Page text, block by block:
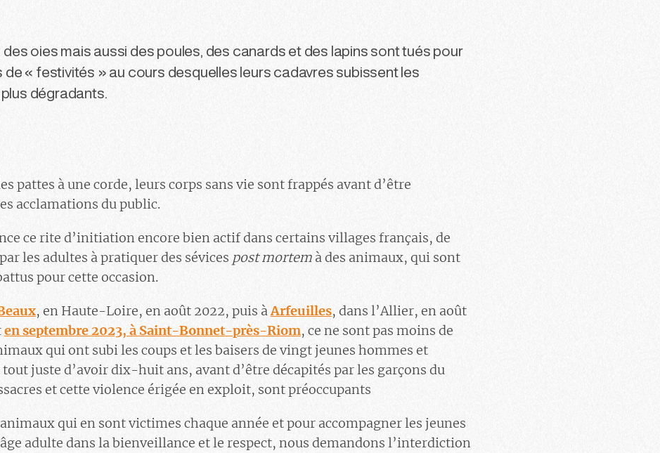
des oies mais aussi des poules, des canards et des lapins sont tués pour
de « festivités » au cours desquelles leurs cadavres subissent les
dégradants.
pattes à une corde, leurs corps sans vie sont frappés avant d’être
acclamations du public.
ce rite d’initiation encore bien actif dans certains villages français, de
les adultes à pratiquer des sévices post mortemà des animaux, qui sont
pour cette occasion.
, en Haute-Loire, en août 2022, puis àArfeuilles, dans l’Allier, en août
en septembre 2023, à Saint-Bonnet-près-Riom, ce ne sont pas moins de
qui ont subi les coups et les baisers de vingt jeunes hommes et
juste d’avoir dix-huit ans, avant d’être décapités par les garçons du
et cette violence érigée en exploit, sont préoccupants
qui en sont victimes chaque année et pour accompagner les jeunes
adulte dans la bienveillance et le respect, nous demandons l’interdiction